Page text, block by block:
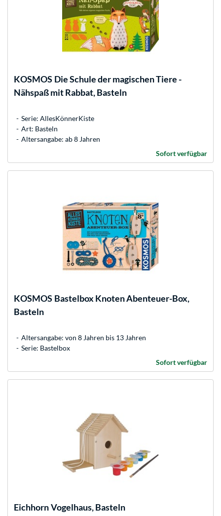
KOSMOS Die Schule der magischen Tiere -
Nähspaß mit Rabbat, Basteln
Serie: AllesKönnerKiste
Art: Basteln
Altersangabe: ab 8 Jahren
Sofort verfügbar
KOSMOS Bastelbox Knoten Abenteuer-Box,
Basteln
Altersangabe: von 8 Jahren bis 13 Jahren
Serie: Bastelbox
Sofort verfügbar
EichhornVogelhaus, Basteln